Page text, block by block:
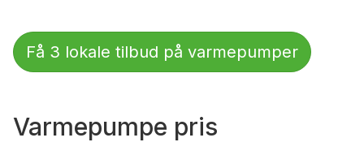
Få 3 lokale tilbud på varmepumper
Varmepumpe pris